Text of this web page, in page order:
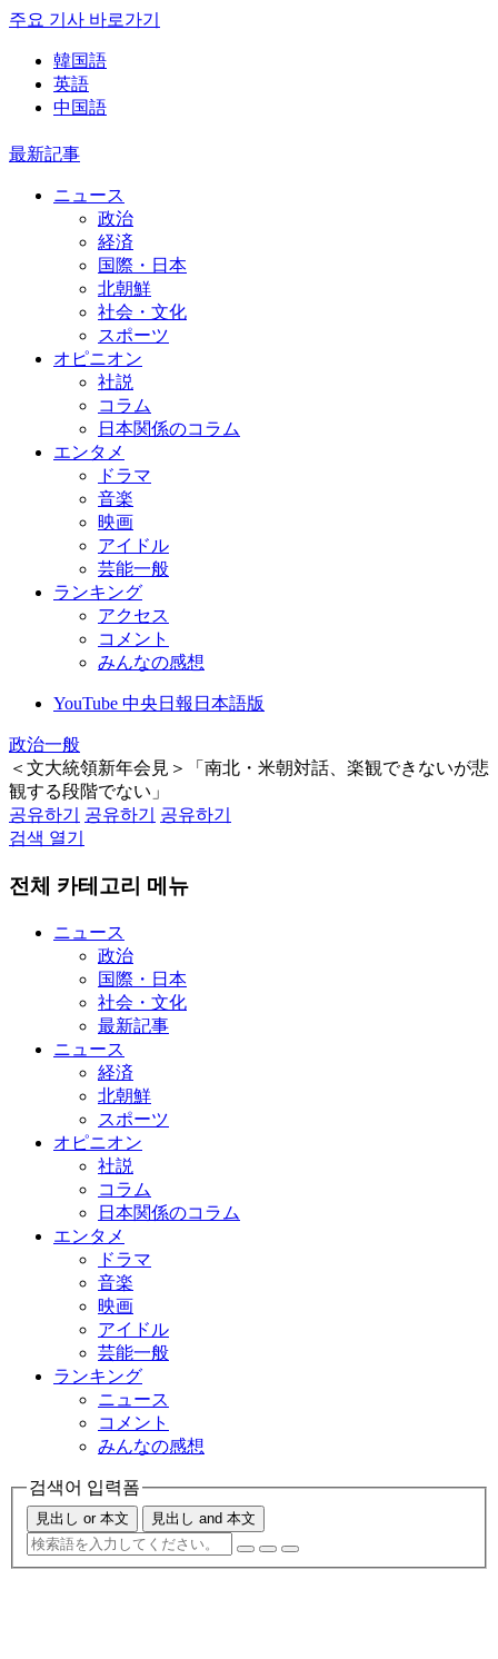
주요 기사 바로가기
韓国語
英語
中国語
最新記事
ニュース
政治
経済
国際・日本
北朝鮮
社会・文化
スポーツ
オピニオン
社説
コラム
日本関係のコラム
エンタメ
ドラマ
音楽
映画
アイドル
芸能一般
ランキング
アクセス
コメント
みんなの感想
YouTube 中央日報日本語版
政治一般
＜文大統領新年会見＞「南北・米朝対話、楽観できないが悲
観する段階でない」
공유하기
공유하기
공유하기
검색 열기
전체 카테고리 메뉴
ニュース
政治
国際・日本
社会・文化
最新記事
ニュース
経済
北朝鮮
スポーツ
オピニオン
社説
コラム
日本関係のコラム
エンタメ
ドラマ
音楽
映画
アイドル
芸能一般
ランキング
ニュース
コメント
みんなの感想
검색어 입력폼
見出し or 本文 見出し and 本文